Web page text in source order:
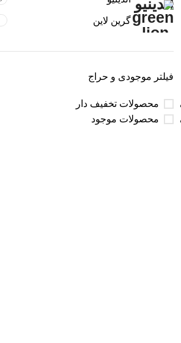
گرین لاین
فیلتر موجودی و حراج
محصولات تخفیف دار
محصولات موجود